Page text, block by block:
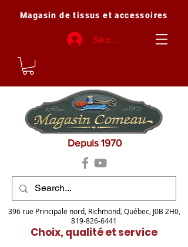
Magasin de tissus et accessoires
Se connecter
Depuis 1970
396 rue Principale nord, Richmond, Québec, J0B 2H0,
819-826-6441
Choix, qualité et service